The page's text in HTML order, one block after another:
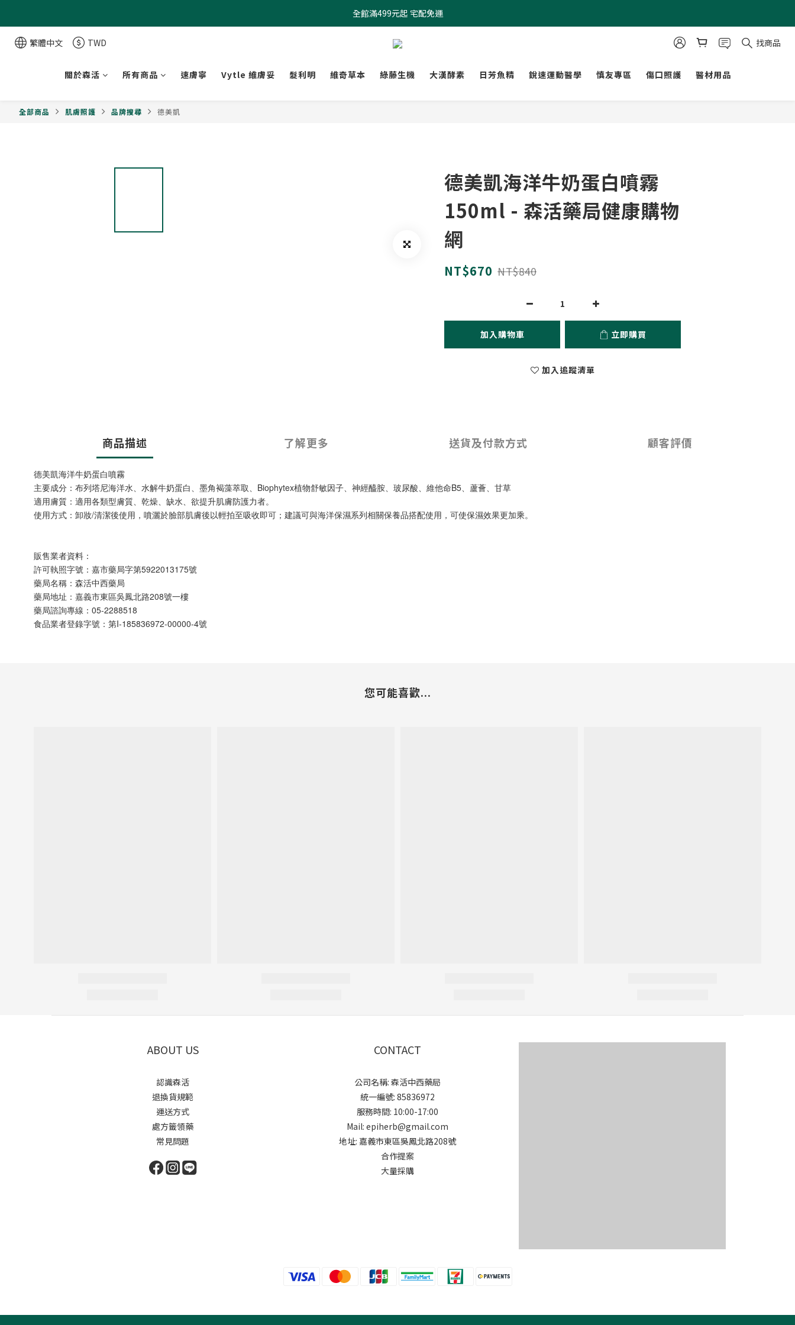
全館滿499元起 宅配免運
全館滿499元起 宅配免運
加入會員 $100元購物金現領現折
繁體中文 TWD 找商品
關於森活 所有商品 速膚寧 Vytle 維膚妥 髮利明 維奇草本 綠藤生機 大漢酵素 日芳魚精 銳速運動醫學 慎友專區 傷口照護 醫材用品
全部商品 肌膚照護 品牌搜尋 德美凱
德美凱海洋牛奶蛋白噴霧
150ml - 森活藥局健康購物
網
NT$670 NT$840
加入購物車 立即購買
加入追蹤清單
商品描述 了解更多 送貨及付款方式 顧客評價
德美凱海洋牛奶蛋白噴霧
主要成分：布列塔尼海洋水、水解牛奶蛋白、墨角褐藻萃取、Biophytex植物舒敏因子、神經醯胺、玻尿酸、維他命B5、蘆薈、甘草
適用膚質：適用各類型膚質、乾燥、缺水、欲提升肌膚防護力者。
使用方式：卸妝/清潔後使用，噴灑於臉部肌膚後以輕拍至吸收即可；建議可與海洋保濕系列相關保養品搭配使用，可使保濕效果更加乘。
販售業者資料：
許可執照字號：嘉市藥局字第5922013175號
藥局名稱：森活中西藥局
藥局地址：嘉義市東區吳鳳北路208號一樓
藥局諮詢專線：05-2288518
食品業者登錄字號：第I-185836972-00000-4號
您可能喜歡...
ABOUT US
認識森活
退換貨規範
運送方式
處方籤領藥
常見問題
CONTACT
公司名稱: 森活中西藥局
統一編號: 85836972
服務時間: 10:00-17:00
Mail: epiherb@gmail.com
地址: 嘉義市東區吳鳳北路208號
合作提案
大量採購